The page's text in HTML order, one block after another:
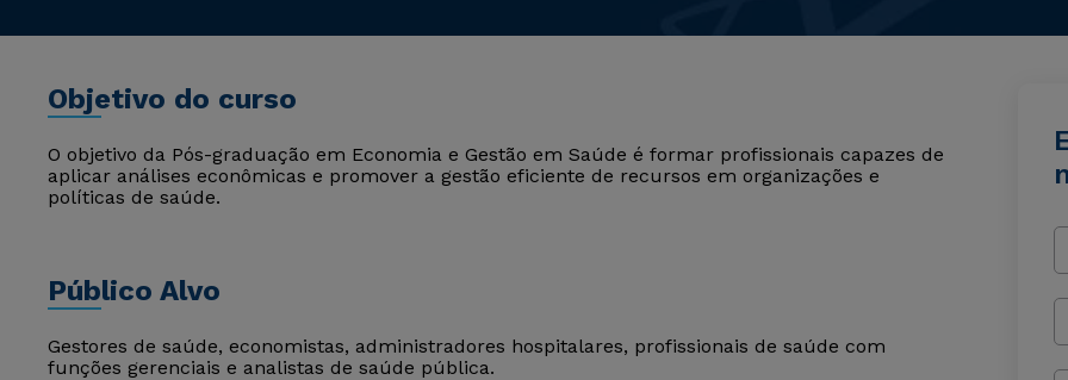
Objetivo do curso
O objetivo da Pós-graduação em Economia e Gestão em Saúde é formar profissionais capazes de
aplicar análises econômicas e promover a gestão eficiente de recursos em organizações e
políticas de saúde.
Público Alvo
Gestores de saúde, economistas, administradores hospitalares, profissionais de saúde com
funções gerenciais e analistas de saúde pública.